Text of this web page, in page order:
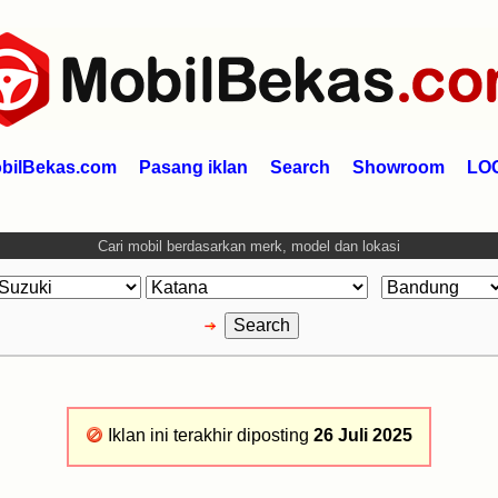
Pasang iklan Search Showroom
Cari mobil berdasarkan merk, model dan lokasi
Iklan ini terakhir diposting 26 Juli 2025